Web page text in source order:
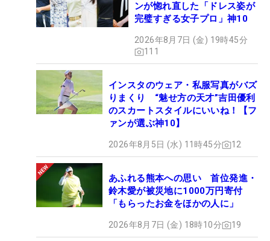
ンが惚れ直した「ドレス姿が
完璧すぎる女子プロ」神10
2026年8月7日 (金) 19時45分
111
インスタのウェア・私服写真がバズ
りまくり “魅せ方の天才”吉田優利
のスカートスタイルにいいね！【フ
ァンが選ぶ神10】
2026年8月5日 (水) 11時45分 12
あふれる熊本への思い 首位発進・
鈴木愛が被災地に1000万円寄付
「もらったお金をほかの人に」
2026年8月7日 (金) 18時10分 19